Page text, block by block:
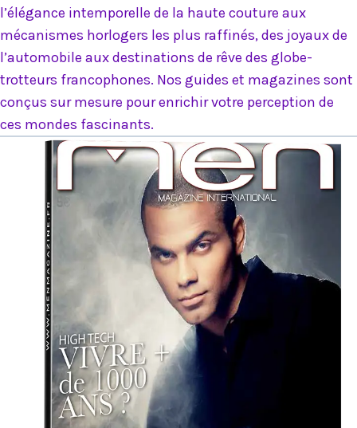
l’élégance intemporelle de la haute couture aux
mécanismes horlogers les plus raffinés, des joyaux de
l’automobile aux destinations de rêve des globe-
trotteurs francophones. Nos guides et magazines sont
conçus sur mesure pour enrichir votre perception de
ces mondes fascinants.